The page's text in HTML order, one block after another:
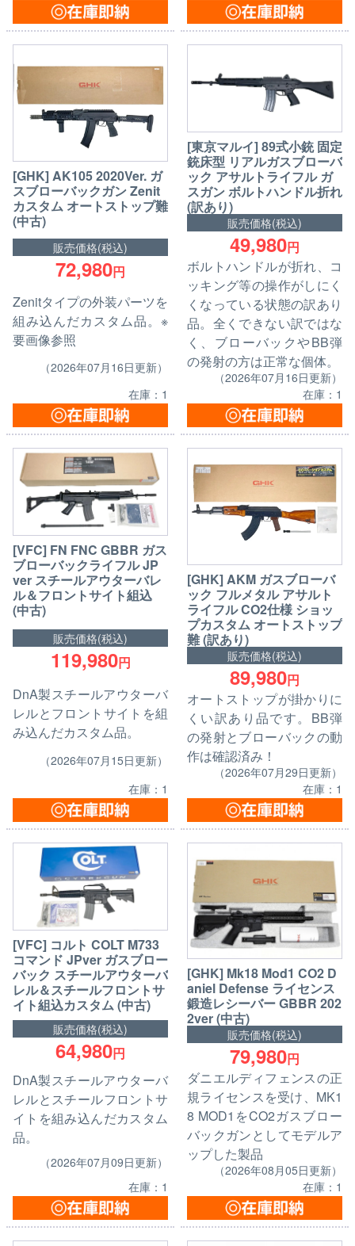
[GHK] AK105 2020Ver. ガ
スブローバックガン Zenit
カスタム オートストップ難
(中古)
販売価格(税込)
72,980円
Zenitタイプの外装パーツを
組み込んだカスタム品。※
要画像参照
（2026年07月16日更新）
在庫：1
[東京マルイ] 89式小銃 固定
銃床型 リアルガスブローバ
ック アサルトライフル ガ
スガン ボルトハンドル折れ
(訳あり)
販売価格(税込)
49,980円
ボルトハンドルが折れ、コ
ッキング等の操作がしにく
くなっている状態の訳あり
品。全くできない訳ではな
く、ブローバックやBB弾
の発射の方は正常な個体。
（2026年07月16日更新）
在庫：1
[VFC] FN FNC GBBR ガス
ブローバックライフル JP
ver スチールアウターバレ
ル＆フロントサイト組込
(中古)
販売価格(税込)
119,980円
DnA製スチールアウターバ
レルとフロントサイトを組
み込んだカスタム品。
（2026年07月15日更新）
在庫：1
[GHK] AKM ガスブローバ
ック フルメタル アサルト
ライフル CO2仕様 ショッ
プカスタム オートストップ
難 (訳あり)
販売価格(税込)
89,980円
オートストップが掛かりに
くい訳あり品です。BB弾
の発射とブローバックの動
作は確認済み！
（2026年07月29日更新）
在庫：1
[VFC] コルト COLT M733
コマンド JPver ガスブロー
バック スチールアウターバ
レル＆スチールフロントサ
イト組込カスタム (中古)
販売価格(税込)
64,980円
DnA製スチールアウターバ
レルとスチールフロントサ
イトを組み込んだカスタム
品。
（2026年07月09日更新）
在庫：1
[GHK] Mk18 Mod1 CO2 D
aniel Defense ライセンス
鍛造レシーバー GBBR 202
2ver (中古)
販売価格(税込)
79,980円
ダニエルディフェンスの正
規ライセンスを受け、MK1
8 MOD1をCO2ガスブロー
バックガンとしてモデルア
ップした製品
（2026年08月05日更新）
在庫：1